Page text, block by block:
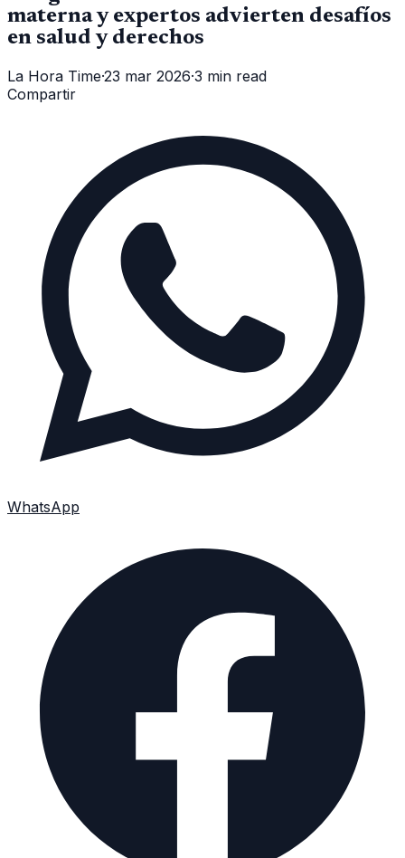
materna y expertos advierten desafíos
en salud y derechos
La Hora Time·23 mar 2026·3 min read
Compartir
WhatsApp